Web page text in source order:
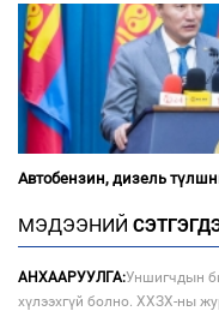
Автобензин, дизель
МЭДЭЭНИЙ
АНХААРУУЛГА:Уншигчдын
хүлээхгүй болно. ХХЗХ-ны